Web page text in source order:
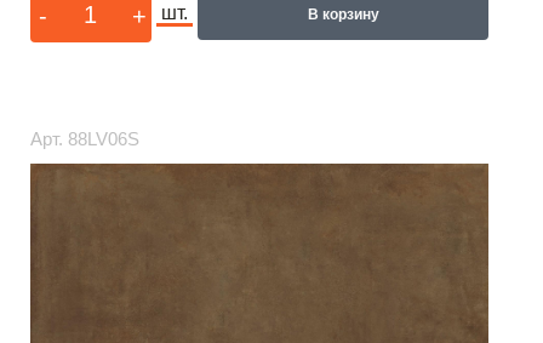
- + шт. В корзину
Арт. 88LV06S